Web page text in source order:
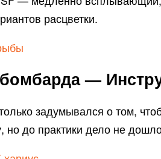
расцветки.
—
задумывался о том,
но до практики дело не